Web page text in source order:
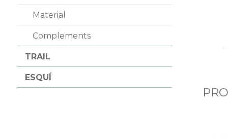
Material
Complements
TRAIL
ESQUÍ